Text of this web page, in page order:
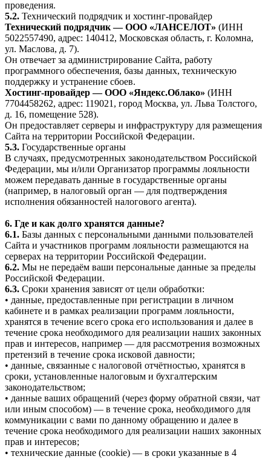
проведения.
5.2. Технический подрядчик и хостинг-провайдер
Технический подрядчик — ООО «ЛАНСЕЛОТ» (ИНН
5022557490, адрес: 140412, Московская область, г. Коломна,
ул. Маслова, д. 7).
Он отвечает за администрирование Сайта, работу
программного обеспечения, базы данных, техническую
поддержку и устранение сбоев.
Хостинг-провайдер — ООО «Яндекс.Облако» (ИНН
7704458262, адрес: 119021, город Москва, ул. Льва Толстого,
д. 16, помещение 528).
Он предоставляет серверы и инфраструктуру для размещения
Сайта на территории Российской Федерации.
5.3. Государственные органы
В случаях, предусмотренных законодательством Российской
Федерации, мы и/или Организатор программы лояльности
можем передавать данные в государственные органы
(например, в налоговый орган — для подтверждения
исполнения обязанностей налогового агента).
6. Где и как долго хранятся данные?
6.1. Базы данных с персональными данными пользователей
Сайта и участников программ лояльности размещаются на
серверах на территории Российской Федерации.
6.2. Мы не передаём ваши персональные данные за пределы
Российской Федерации.
6.3. Сроки хранения зависят от цели обработки:
• данные, предоставленные при регистрации в личном
кабинете и в рамках реализации программ лояльности,
хранятся в течение всего срока его использования и далее в
течение срока необходимого для реализации наших законных
прав и интересов, например — для рассмотрения возможных
претензий в течение срока исковой давности;
• данные, связанные с налоговой отчётностью, хранятся в
сроки, установленные налоговым и бухгалтерским
законодательством;
• данные ваших обращений (через форму обратной связи, чат
или иным способом) — в течение срока, необходимого для
коммуникации с вами по данному обращению и далее в
течение срока необходимого для реализации наших законных
прав и интересов;
• технические данные (cookie) — в сроки указанные в 4